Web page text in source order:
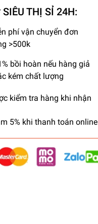
THỊ SỈ 24H:
phí vận chuyển đơn
>500k
bồi hoàn nếu hàng giả
kém chất lượng
kiểm tra hàng khi nhận
5% khi thanh toán online